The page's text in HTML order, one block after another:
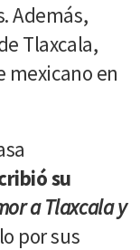
Además,
Tlaxcala,
mexicano en
su
a Tlaxcala y
por sus